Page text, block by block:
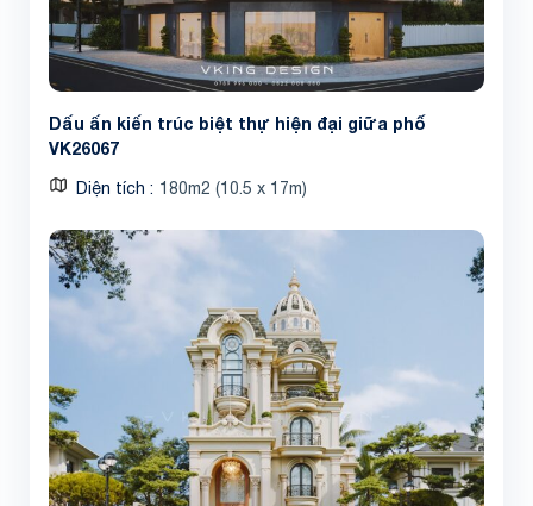
Dấu ấn kiến trúc biệt thự hiện đại giữa phố
VK26067
Diện tích 180m2 (10.5 x 17m)